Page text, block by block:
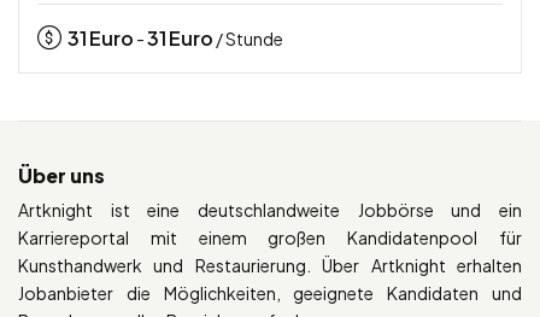
31Euro -31Euro / Stunde
Über uns
Artknight ist eine deutschlandweite Jobbörse und ein
Karriereportal mit einem großen Kandidatenpool für
Kunsthandwerk und Restaurierung. Über Artknight erhalten
Jobanbieter die Möglichkeiten, geeignete Kandidaten und